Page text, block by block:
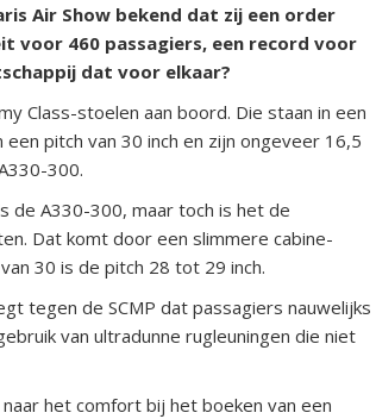
Air Show bekend dat zij een order
voor 460 passagiers, een record voor
dat voor elkaar?
Class-stoelen aan boord. Die staan in een
pitch van 30 inch en zijn ongeveer 16,5
300.
de A330-300, maar toch is het de
Dat komt door een slimmere cabine-
30 is de pitch 28 tot 29 inch.
tegen de SCMP dat passagiers nauwelijks
van ultradunne rugleuningen die niet
het comfort bij het boeken van een